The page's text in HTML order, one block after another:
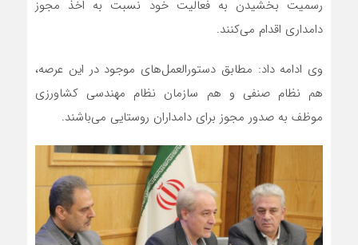
رسمیت بخشیدن به فعالیت خود نسبت به اخذ مجوز
دامداری اقدام می‌کنند.
وی ادامه داد: مطابق دستورالعمل‌های موجود در این عرصه،
هم نظام صنفی و هم سازمان نظام مهندسی کشاورزی
موظف به صدور مجوز برای دامداران روستایی می‌باشند.